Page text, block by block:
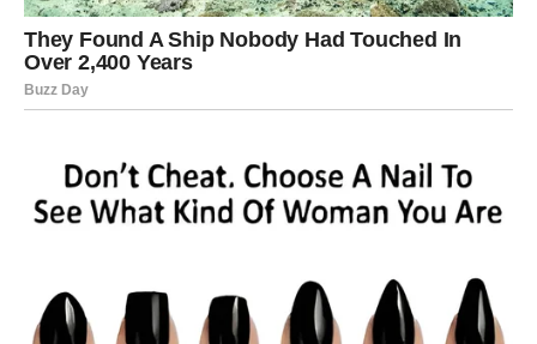
Osim primjene za kosu, kvasac se može koristiti i u
različitim kućanskim situacijama. Na primjer, njegovu
otopinu možete koristiti za čišćenje začepljenja u
posebno korisno jer uklanja neugodne mirise i naslage,
čineći vaš dom zdravijim i ugodnijim mjestom za život.
U zaključku, tretman s kvascem pruža
prirodno rješenje